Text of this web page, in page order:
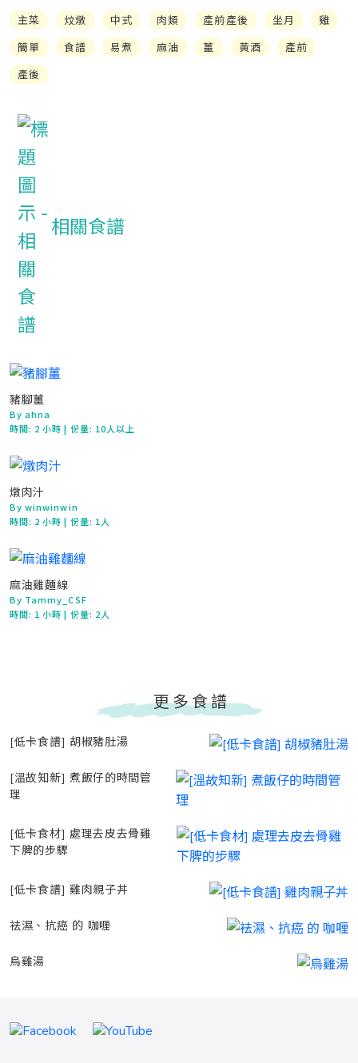
主菜 炆燉 中式 肉類 產前產後 坐月
雞
簡單
食譜 易煮 麻油 薑 黃酒
產前
產後
相關食譜
豬腳薑
By ahna
時間: 2 小時| 份量: 10人以上
燉肉汁
By winwinwin
時間: 2 小時| 份量: 1人
麻油雞麵線
By Tammy_CSF
時間: 1 小時| 份量: 2人
更多食譜
[低卡食譜] 胡椒豬肚湯
[溫故知新] 煮飯仔的時間管
理
[低卡食材] 處理去皮去骨雞
下脾的步驟
[低卡食譜] 雞肉親子丼
袪濕、抗癌 的 咖喱
烏雞湯